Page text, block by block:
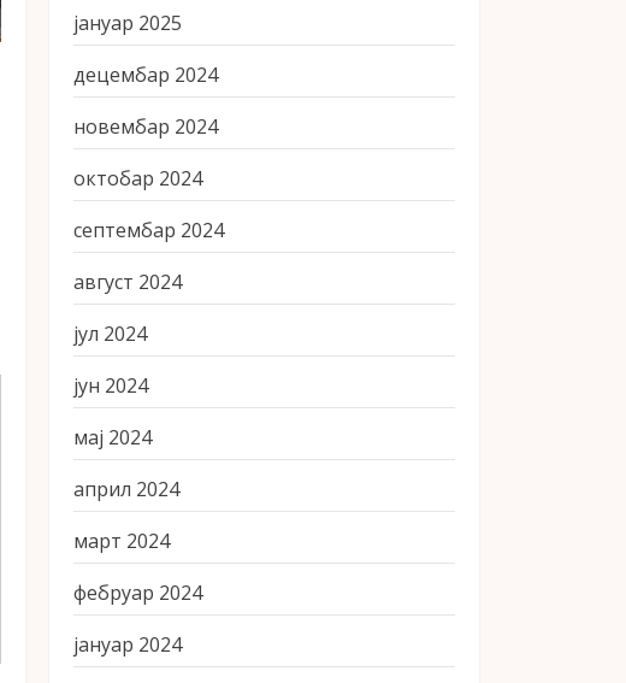
јануар 2025
децембар 2024
новембар 2024
октобар 2024
септембар 2024
август 2024
јул 2024
јун 2024
мај 2024
април 2024
март 2024
фебруар 2024
јануар 2024